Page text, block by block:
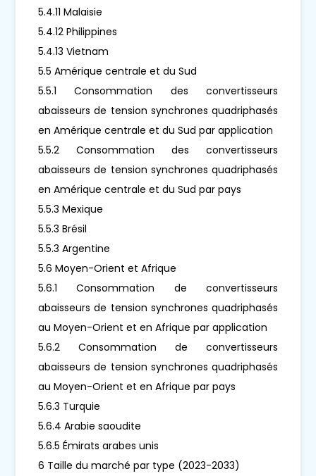
5.4.11 Malaisie
5.4.12 Philippines
5.4.13 Vietnam
5.5 Amérique centrale et du Sud
5.5.1 Consommation des convertisseurs
abaisseurs de tension synchrones quadriphasés
en Amérique centrale et du Sud par application
5.5.2 Consommation des convertisseurs
abaisseurs de tension synchrones quadriphasés
en Amérique centrale et du Sud par pays
5.5.3 Mexique
5.5.3 Brésil
5.5.3 Argentine
5.6 Moyen-Orient et Afrique
5.6.1 Consommation de convertisseurs
abaisseurs de tension synchrones quadriphasés
au Moyen-Orient et en Afrique par application
5.6.2 Consommation de convertisseurs
abaisseurs de tension synchrones quadriphasés
au Moyen-Orient et en Afrique par pays
5.6.3 Turquie
5.6.4 Arabie saoudite
5.6.5 Émirats arabes unis
6 Taille du marché par type (2023-2033)